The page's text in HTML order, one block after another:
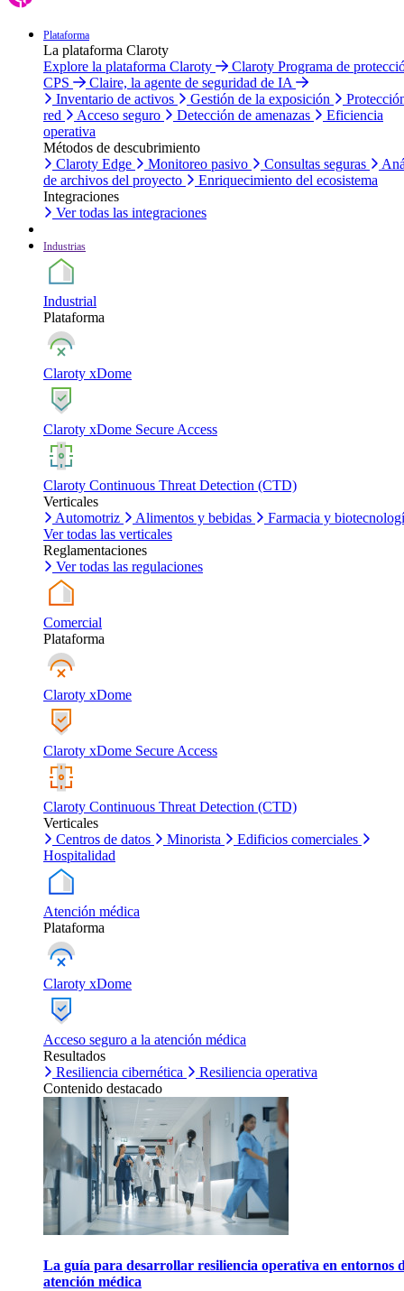
Plataforma
La plataforma Claroty
Explore la plataforma Claroty
Claroty Programa de
CPS
Claire, la agente de seguridad de IA
Inventario de activos
Gestión de la exposición
red
Acceso seguro Detección de amenazas
Eficiencia
operativa
Métodos de descubrimiento
Claroty Edge
Monitoreo pasivo Consultas seguras
de archivos del proyecto
Enriquecimiento del ecosistema
Integraciones
Ver todas las integraciones
Industrias
Industrial
Plataforma
Claroty xDome
Claroty xDome Secure Access
Claroty Continuous Threat Detection (CTD)
Verticales
Automotriz
Alimentos y bebidas
Farmacia y
Ver todas las verticales
Reglamentaciones
Ver todas las regulaciones
Comercial
Plataforma
Claroty xDome
Claroty xDome Secure Access
Claroty Continuous Threat Detection (CTD)
Verticales
Centros de datos
Minorista
Edificios comerciales
Hospitalidad
Atención médica
Plataforma
Claroty xDome
Acceso seguro a la atención médica
Resultados
Resiliencia cibernética
Resiliencia operativa
Contenido destacado
La guía para desarrollar resiliencia operativa en entornos
atención médica